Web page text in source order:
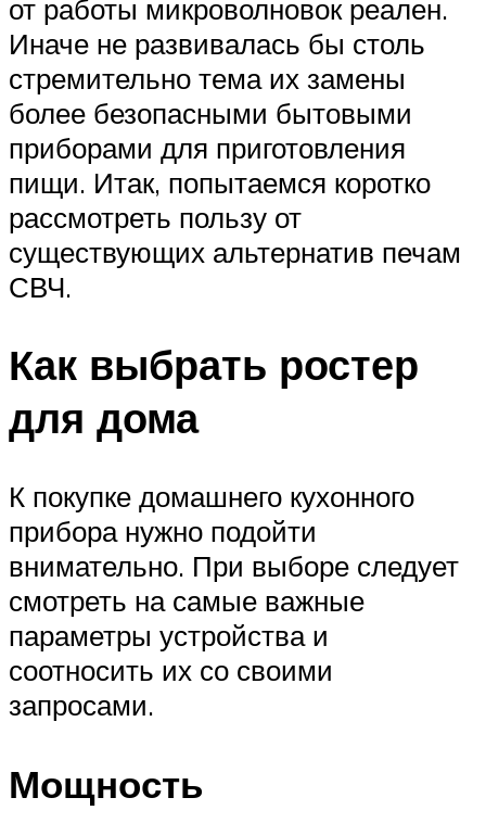
от работы микроволновок реален.
Иначе не развивалась бы столь
стремительно тема их замены
более безопасными бытовыми
приборами для приготовления
пищи. Итак, попытаемся коротко
рассмотреть пользу от
существующих альтернатив печам
СВЧ.
Как выбрать ростер
для дома
К покупке домашнего кухонного
прибора нужно подойти
внимательно. При выборе следует
смотреть на самые важные
параметры устройства и
соотносить их со своими
запросами.
Мощность